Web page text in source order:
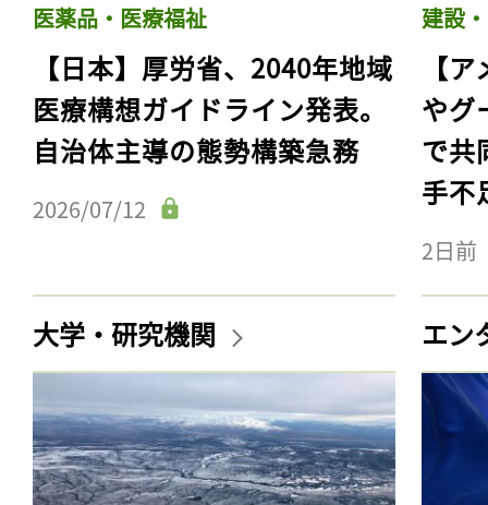
医薬品・医療福祉
【日本】厚労省、2040年地域
医療構想ガイドライン発表。
自治体主導の態勢構築急務
2026/07/12
建設
【
やグ
で共
手不
2日前
大学・研究機関 エン